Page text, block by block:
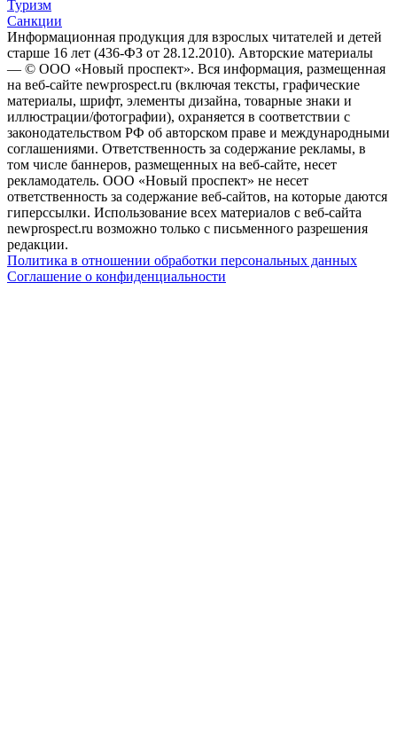
Туризм
Санкции
Информационная продукция для взрослых читателей и детей
старше 16 лет (436-ФЗ от 28.12.2010). Авторские материалы
— © ООО «Новый проспект». Вся информация, размещенная
на веб-сайте newprospect.ru (включая тексты, графические
материалы, шрифт, элементы дизайна, товарные знаки и
иллюстрации/фотографии), охраняется в соответствии с
законодательством РФ об авторском праве и международными
соглашениями. Ответственность за содержание рекламы, в
том числе баннеров, размещенных на веб-сайте, несет
рекламодатель. ООО «Новый проспект» не несет
ответственность за содержание веб-сайтов, на которые даются
гиперссылки. Использование всех материалов с веб-сайта
newprospect.ru возможно только с письменного разрешения
редакции.
Политика в отношении обработки персональных данных
Соглашение о конфиденциальности